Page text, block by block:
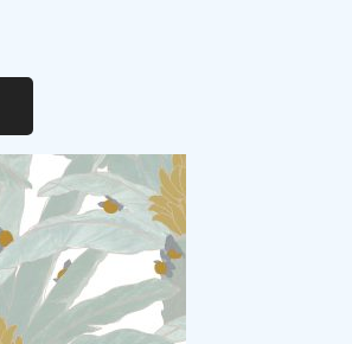
variations.
Les
options
peuvent
être
choisies
sur